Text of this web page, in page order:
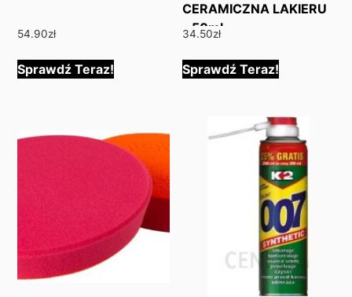
54.90zł
Sprawdź Teraz!
CERAMICZNA LAKIERU
– 50ml
34.50zł
Sprawdź Teraz!